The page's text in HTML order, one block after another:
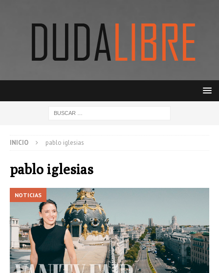
INICIO pablo iglesias
pablo iglesias
NOTICIAS